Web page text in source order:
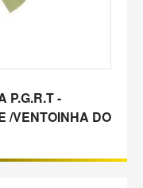
P.G.R.T -
/VENTOINHA DO